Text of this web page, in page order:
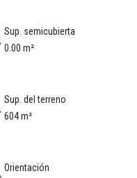
Sup. semicubierta
0.00 m²
Sup. del terreno
604 m²
Orientación